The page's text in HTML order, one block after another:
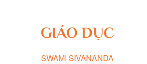
GIÁO DỤC
SWAMI SIVANANDA